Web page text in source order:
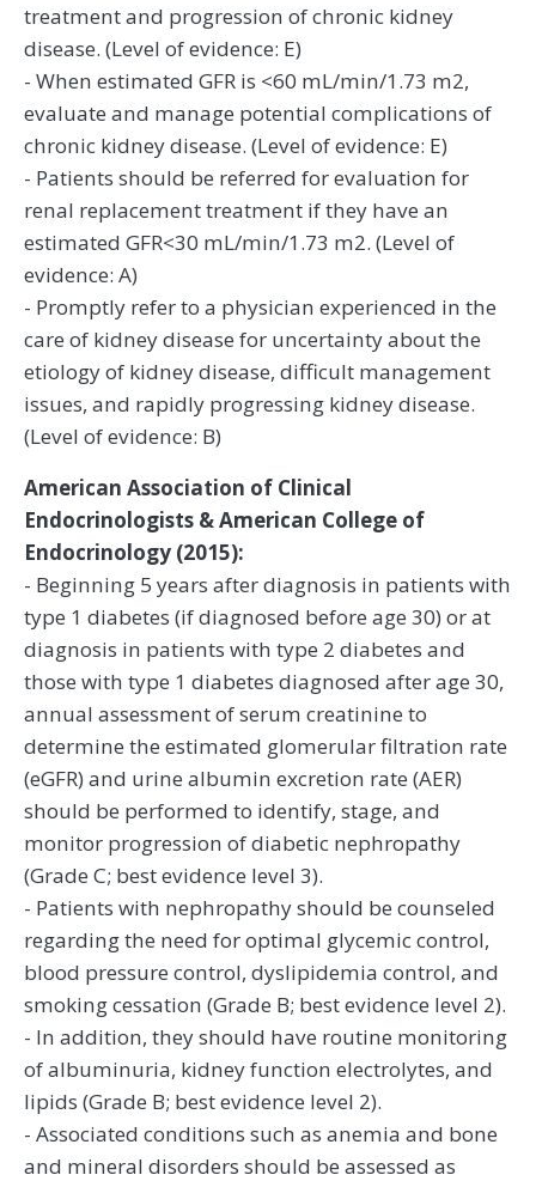
treatment and progression of chronic kidney
disease. (Level of evidence: E)
- When estimated GFR is <60 mL/min/1.73 m2,
evaluate and manage potential complications of
chronic kidney disease. (Level of evidence: E)
- Patients should be referred for evaluation for
renal replacement treatment if they have an
estimated GFR<30 mL/min/1.73 m2. (Level of
evidence: A)
- Promptly refer to a physician experienced in the
care of kidney disease for uncertainty about the
etiology of kidney disease, difficult management
issues, and rapidly progressing kidney disease.
(Level of evidence: B)
American Association of Clinical
Endocrinologists & American College of
Endocrinology (2015):
- Beginning 5 years after diagnosis in patients with
type 1 diabetes (if diagnosed before age 30) or at
diagnosis in patients with type 2 diabetes and
those with type 1 diabetes diagnosed after age 30,
annual assessment of serum creatinine to
determine the estimated glomerular filtration rate
(eGFR) and urine albumin excretion rate (AER)
should be performed to identify, stage, and
monitor progression of diabetic nephropathy
(Grade C; best evidence level 3).
- Patients with nephropathy should be counseled
regarding the need for optimal glycemic control,
blood pressure control, dyslipidemia control, and
smoking cessation (Grade B; best evidence level 2).
- In addition, they should have routine monitoring
of albuminuria, kidney function electrolytes, and
lipids (Grade B; best evidence level 2).
- Associated conditions such as anemia and bone
and mineral disorders should be assessed as